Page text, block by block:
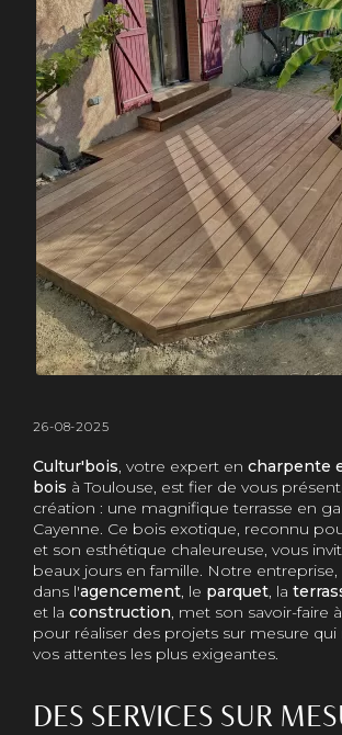
26-08-2025
Cultur'bois, votre expert en charpente
bois à Toulouse, est fier de vous
création : une magnifique terrasse en
Cayenne. Ce bois exotique, reconnu
et son esthétique chaleureuse, vous
beaux jours en famille. Notre entreprise,
dans l'agencement, le parquet, la
et la construction, met son savoir-faire
pour réaliser des projets sur mesure
vos attentes les plus exigeantes.
DES SERVICES SUR